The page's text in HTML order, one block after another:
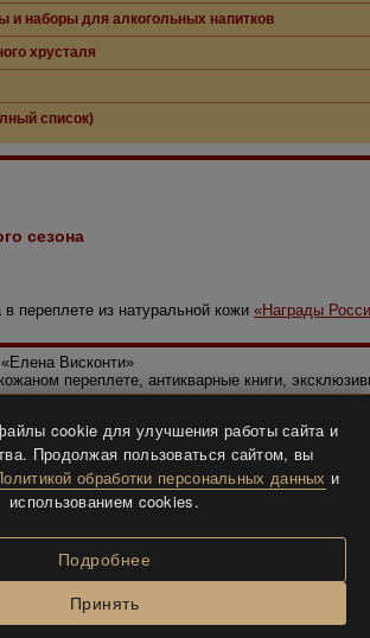
и наборы для алкогольных напитков
хрусталя
список)
сезона
в переплете из натуральной кожи «Награды
Висконти»
переплете, антикварные книги,
BTV-info.
cookie для улучшения работы сайта и
Продолжая пользоваться сайтом, вы
обработки персональных данных и
использованием cookies.
Подробнее
Принять